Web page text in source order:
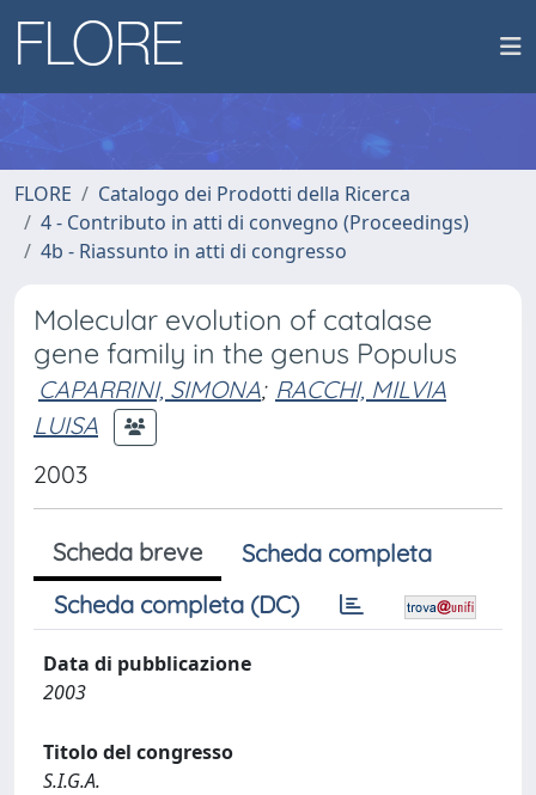
FLORE
Catalogo dei Prodotti della Ricerca
4 - Contributo in atti di convegno (Proceedings)
4b - Riassunto in atti di congresso
Molecular evolution of catalase
gene family in the genus Populus
CAPARRINI, SIMONA; RACCHI, MILVIA
LUISA
2003
Scheda breve
Scheda completa
Scheda completa (DC)
Data di pubblicazione
2003
Titolo del congresso
S.I.G.A.